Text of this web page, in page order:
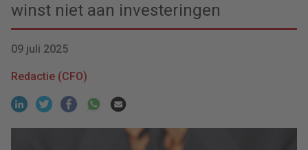
winst niet aan investeringen
09 juli 2025
Redactie (CFO)